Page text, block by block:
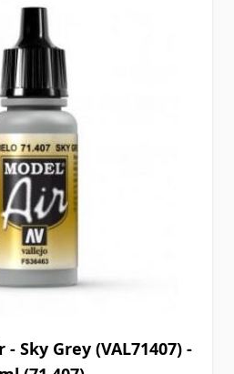
Sky Grey (VAL71407) -